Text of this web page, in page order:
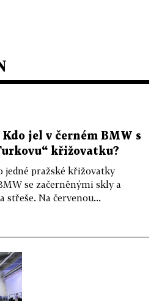
jel v černém BMW s
křižovatku?
jedné pražské křižovatky
se začerněnými skly a
Na červenou...